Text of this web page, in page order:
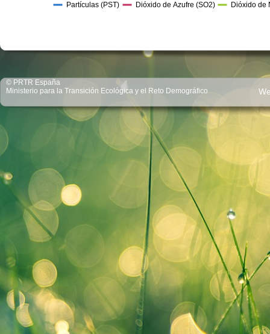
Partículas (PST) Dióxido de Azufre (SO2) Dióxido de
© PRTR España
Ministerio para la Transición Ecológica y el Reto Demográfico